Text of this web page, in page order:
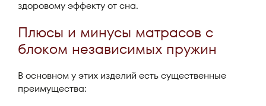
здоровому эффекту от сна.
Плюсы и минусы матрасов с
блоком независимых пружин
В основном у этих изделий есть существенные
преимущества: